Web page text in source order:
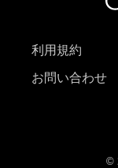
利用規約
お問い合わせ
©